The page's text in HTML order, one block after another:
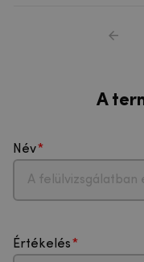
A
Név
Értékelés